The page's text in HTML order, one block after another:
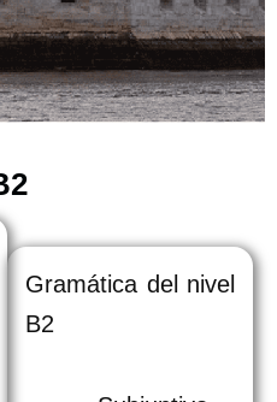
Gramática del nivel
B2